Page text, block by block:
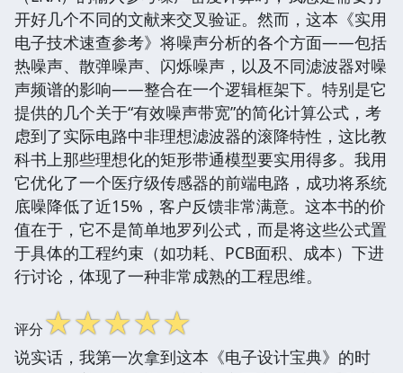
开好几个不同的文献来交叉验证。然而，这本《实用
电子技术速查参考》将噪声分析的各个方面——包括
热噪声、散弹噪声、闪烁噪声，以及不同滤波器对噪
声频谱的影响——整合在一个逻辑框架下。特别是它
提供的几个关于“有效噪声带宽”的简化计算公式，考
虑到了实际电路中非理想滤波器的滚降特性，这比教
科书上那些理想化的矩形带通模型要实用得多。我用
它优化了一个医疗级传感器的前端电路，成功将系统
底噪降低了近15%，客户反馈非常满意。这本书的价
值在于，它不是简单地罗列公式，而是将这些公式置
于具体的工程约束（如功耗、PCB面积、成本）下进
行讨论，体现了一种非常成熟的工程思维。
评分☆☆☆☆☆
说实话，我第一次拿到这本《电子设计宝典》的时